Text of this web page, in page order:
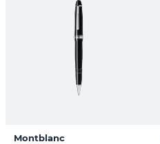
Montblanc